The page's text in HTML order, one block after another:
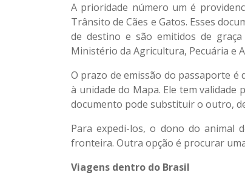
A prioridade número um é
Trânsito de Cães e Gatos. Esses
de destino e são emitidos de
Ministério da Agricultura, Pecuária e
O prazo de emissão do passaporte
à unidade do Mapa. Ele tem validade
documento pode substituir o outro,
Para expedi-los, o dono do animal
fronteira. Outra opção é procurar
Viagens dentro do Brasil